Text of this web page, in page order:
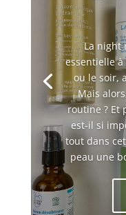
La night
essentielle
ou le soir,
Mais
routine ? Et
est-il si
tout dans
peau une